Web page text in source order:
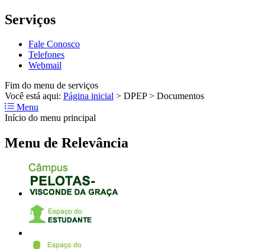
Serviços
Fale Conosco
Telefones
Webmail
Fim do menu de serviços
Você está aqui: Página inicial > DPEP > Documentos
Menu
Início do menu principal
Menu de Relevância